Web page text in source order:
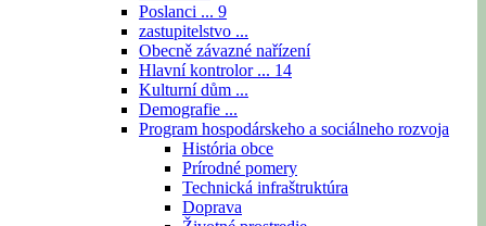
Poslanci ... 9
zastupitelstvo ...
Obecně závazné nařízení
Hlavní kontrolor ... 14
Kulturní dům ...
Demografie ...
Program hospodárskeho a sociálneho rozvoja
História obce
Prírodné pomery
Technická infraštruktúra
Doprava